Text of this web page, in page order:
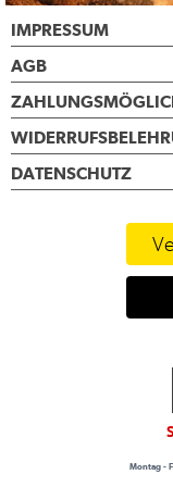
IMPRESSUM
AGB
DATENSCHUTZ
Montag -